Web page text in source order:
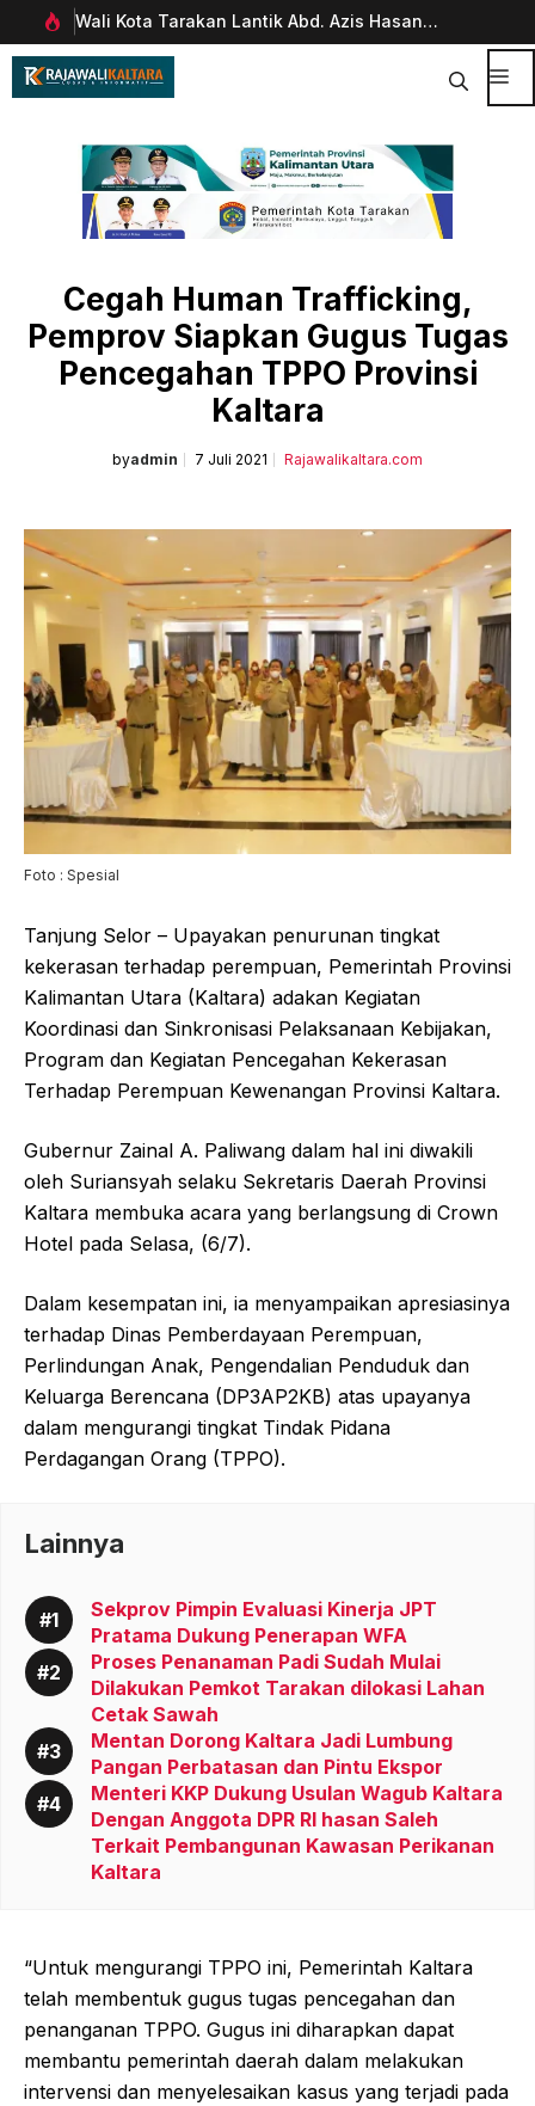
Langsung
ke
Wali Kota Tarakan Lantik Abd. Azis Hasan
sebagai Sekda
Cegah Human Trafficking,
Pemprov Siapkan Gugus Tugas
Pencegahan TPPO Provinsi
Kaltara
byadmin 7 Juli 2021 Rajawalikaltara.com
Foto : Spesial
Tanjung Selor – Upayakan penurunan tingkat
kekerasan terhadap perempuan, Pemerintah Provinsi
Kalimantan Utara (Kaltara) adakan Kegiatan
Koordinasi dan Sinkronisasi Pelaksanaan Kebijakan,
Program dan Kegiatan Pencegahan Kekerasan
Terhadap Perempuan Kewenangan Provinsi Kaltara.
Gubernur Zainal A. Paliwang dalam hal ini diwakili
oleh Suriansyah selaku Sekretaris Daerah Provinsi
Kaltara membuka acara yang berlangsung di Crown
Hotel pada Selasa, (6/7).
Dalam kesempatan ini, ia menyampaikan apresiasinya
terhadap Dinas Pemberdayaan Perempuan,
Perlindungan Anak, Pengendalian Penduduk dan
Keluarga Berencana (DP3AP2KB) atas upayanya
dalam mengurangi tingkat Tindak Pidana
Perdagangan Orang (TPPO).
Lainnya
Sekprov Pimpin Evaluasi Kinerja JPT
Pratama Dukung Penerapan WFA
Proses Penanaman Padi Sudah Mulai
Dilakukan Pemkot Tarakan dilokasi Lahan
Cetak Sawah
Mentan Dorong Kaltara Jadi Lumbung
Pangan Perbatasan dan Pintu Ekspor
Menteri KKP Dukung Usulan Wagub Kaltara
Dengan Anggota DPR RI hasan Saleh
Terkait Pembangunan Kawasan Perikanan
Kaltara
“Untuk mengurangi TPPO ini, Pemerintah Kaltara
telah membentuk gugus tugas pencegahan dan
penanganan TPPO. Gugus ini diharapkan dapat
membantu pemerintah daerah dalam melakukan
intervensi dan menyelesaikan kasus yang terjadi pada